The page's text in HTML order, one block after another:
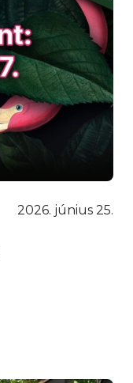
2026. június 25.